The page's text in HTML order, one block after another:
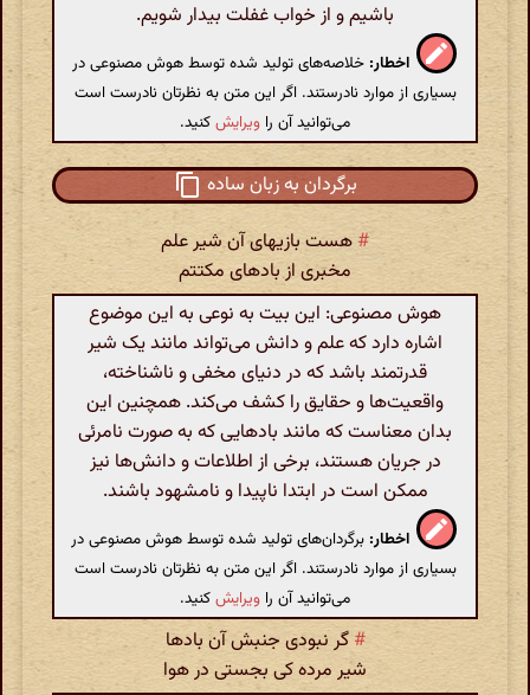
باشیم و از خواب غفلت بیدار شویم.
اخطار: خلاصه‌های تولید شده توسط هوش مصنوعی در
بسیاری از موارد نادرستند. اگر این متن به نظرتان نادرست است
می‌توانید آن را ویرایشکنید.
برگردان به زبان ساده
# هست بازیهای آن شیر علم
مخبری از بادهای مکتتم
هوش مصنوعی: این بیت به نوعی به این موضوع
اشاره دارد که علم و دانش می‌تواند مانند یک شیر
قدرتمند باشد که در دنیای مخفی و ناشناخته،
واقعیت‌ها و حقایق را کشف می‌کند. همچنین این
بدان معناست که مانند بادهایی که به صورت نامرئی
در جریان هستند، برخی از اطلاعات و دانش‌ها نیز
ممکن است در ابتدا ناپیدا و نامشهود باشند.
اخطار: برگردان‌های تولید شده توسط هوش مصنوعی در
بسیاری از موارد نادرستند. اگر این متن به نظرتان نادرست است
می‌توانید آن را ویرایشکنید.
# گر نبودی جنبش آن بادها
شیر مرده کی بجستی در هوا